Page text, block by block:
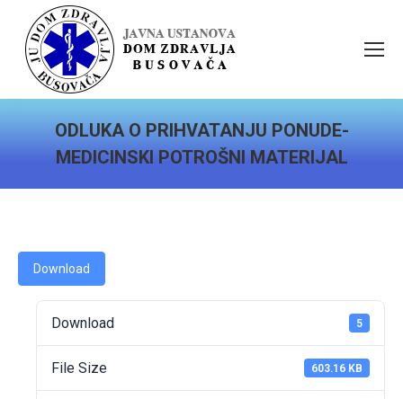
ODLUKA O PRIHVATANJU PONUDE-
MEDICINSKI POTROŠNI MATERIJAL
Download
Download 5
File Size 603.16 KB